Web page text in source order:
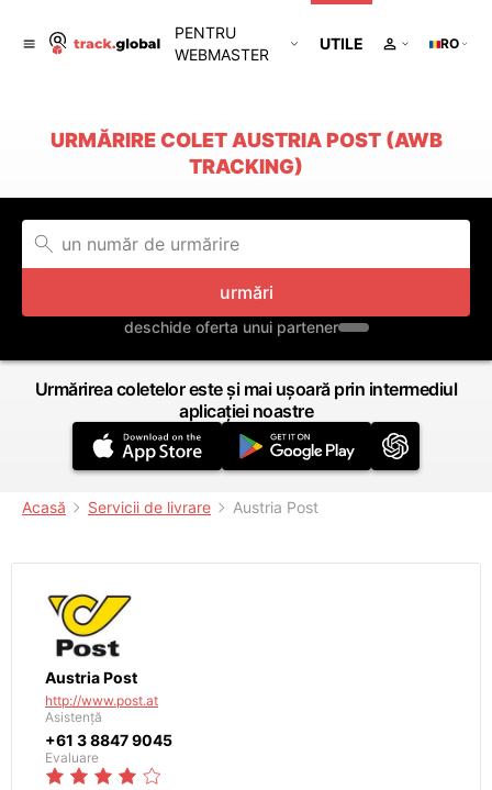
PENTRU
WEBMASTER
UTILE RO
URMĂRIRE COLET AUSTRIA POST (AWB
TRACKING)
urmări
deschide oferta unui partener
Urmărirea coletelor este și mai ușoară prin intermediul
aplicației noastre
Acasă Servicii de livrare Austria Post
Austria Post
http://www.post.at
Asistență
+61 3 8847 9045
Evaluare